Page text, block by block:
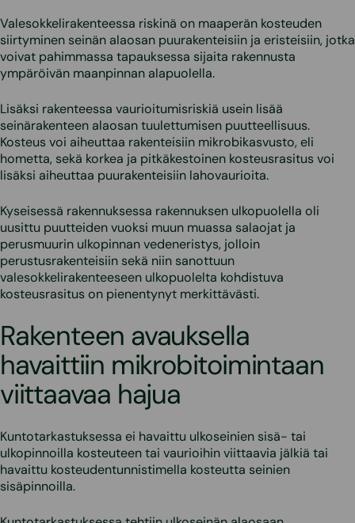
Valesokkelirakenteessa riskinä on maaperän kosteuden
siirtyminen seinän alaosan puurakenteisiin ja eristeisiin, jotka
voivat pahimmassa tapauksessa sijaita rakennusta
ympäröivän maanpinnan alapuolella.
Lisäksi rakenteessa vaurioitumisriskiä usein lisää
seinärakenteen alaosan tuulettumisen puutteellisuus.
Kosteus voi aiheuttaa rakenteisiin mikrobikasvusto, eli
hometta, sekä korkea ja pitkäkestoinen kosteusrasitus voi
lisäksi aiheuttaa puurakenteisiin lahovaurioita.
Kyseisessä rakennuksessa rakennuksen ulkopuolella oli
uusittu puutteiden vuoksi muun muassa salaojat ja
perusmuurin ulkopinnan vedeneristys, jolloin
perustusrakenteisiin sekä niin sanottuun
valesokkelirakenteeseen ulkopuolelta kohdistuva
kosteusrasitus on pienentynyt merkittävästi.
Rakenteen avauksella
havaittiin mikrobitoimintaan
viittaavaa hajua
Kuntotarkastuksessa ei havaittu ulkoseinien sisä- tai
ulkopinnoilla kosteuteen tai vaurioihin viittaavia jälkiä tai
havaittu kosteudentunnistimella kosteutta seinien
sisäpinnoilla.